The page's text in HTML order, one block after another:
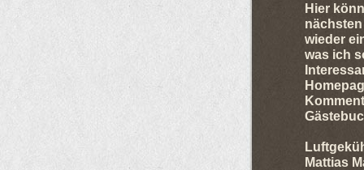
Hier
wieder
was ich
Mattias